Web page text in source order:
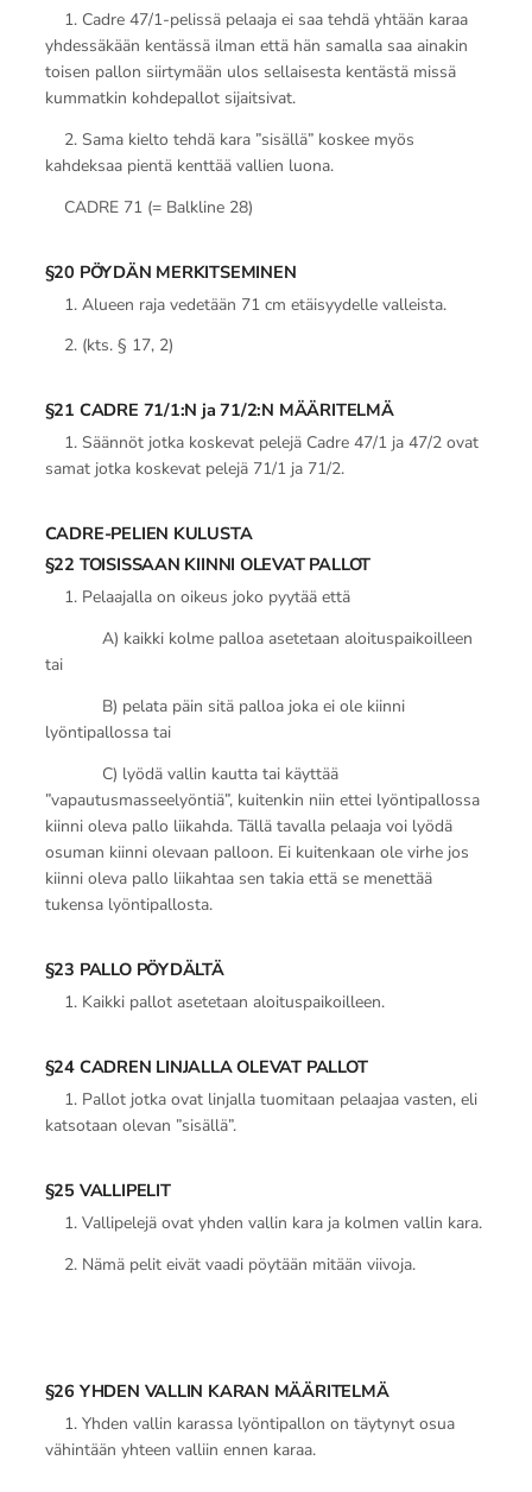
1. Cadre 47/1-pelissä pelaaja ei saa tehdä yhtään karaa
yhdessäkään kentässä ilman että hän samalla saa ainakin
toisen pallon siirtymään ulos sellaisesta kentästä missä
kummatkin kohdepallot sijaitsivat.
2. Sama kielto tehdä kara ”sisällä” koskee myös
kahdeksaa pientä kenttää vallien luona.
CADRE 71 (= Balkline 28)
§20 PÖYDÄN MERKITSEMINEN
1. Alueen raja vedetään 71 cm etäisyydelle valleista.
2. (kts. § 17, 2)
§21 CADRE 71/1:N ja 71/2:N MÄÄRITELMÄ
1. Säännöt jotka koskevat pelejä Cadre 47/1 ja 47/2 ovat
samat jotka koskevat pelejä 71/1 ja 71/2.
CADRE-PELIEN KULUSTA
§22 TOISISSAAN KIINNI OLEVAT PALLOT
1. Pelaajalla on oikeus joko pyytää että
A) kaikki kolme palloa asetetaan aloituspaikoilleen
tai
B) pelata päin sitä palloa joka ei ole kiinni
lyöntipallossa tai
C) lyödä vallin kautta tai käyttää
”vapautusmasseelyöntiä”, kuitenkin niin ettei lyöntipallossa
kiinni oleva pallo liikahda. Tällä tavalla pelaaja voi lyödä
osuman kiinni olevaan palloon. Ei kuitenkaan ole virhe jos
kiinni oleva pallo liikahtaa sen takia että se menettää
tukensa lyöntipallosta.
§23 PALLO PÖYDÄLTÄ
1. Kaikki pallot asetetaan aloituspaikoilleen.
§24 CADREN LINJALLA OLEVAT PALLOT
1. Pallot jotka ovat linjalla tuomitaan pelaajaa vasten, eli
katsotaan olevan ”sisällä”.
§25 VALLIPELIT
1. Vallipelejä ovat yhden vallin kara ja kolmen vallin kara.
2. Nämä pelit eivät vaadi pöytään mitään viivoja.
§26 YHDEN VALLIN KARAN MÄÄRITELMÄ
1. Yhden vallin karassa lyöntipallon on täytynyt osua
vähintään yhteen valliin ennen karaa.